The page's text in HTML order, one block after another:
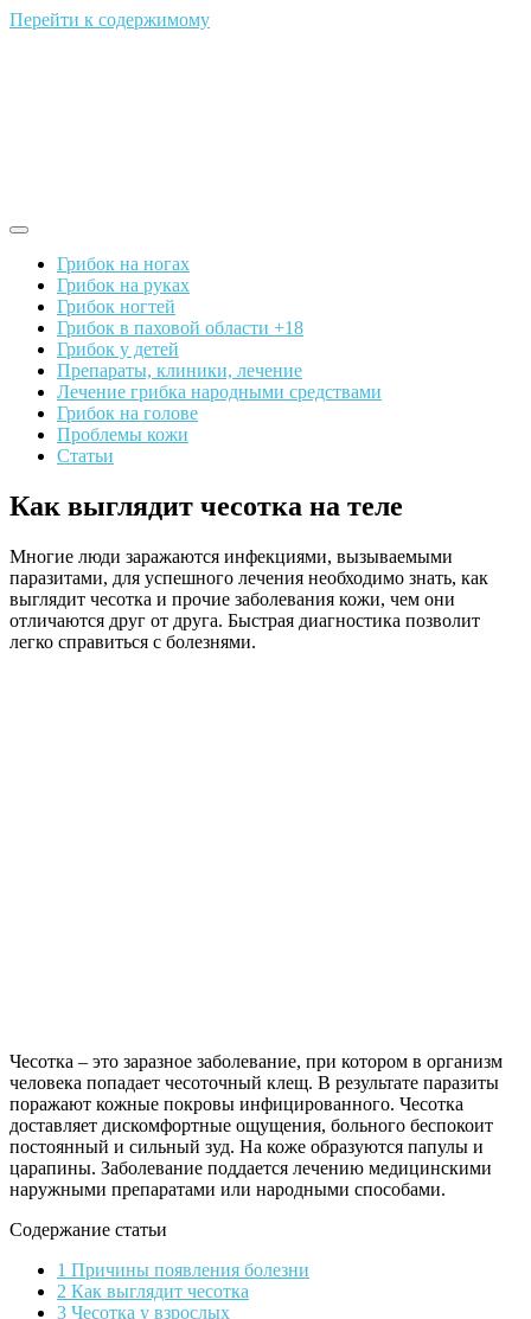
Перейти к содержимому
Грибок на ногах
Грибок на руках
Грибок ногтей
Грибок в паховой области +18
Грибок у детей
Препараты, клиники, лечение
Лечение грибка народными средствами
Грибок на голове
Проблемы кожи
Статьи
Как выглядит чесотка на теле
Многие люди заражаются инфекциями, вызываемыми
паразитами, для успешного лечения необходимо знать, как
выглядит чесотка и прочие заболевания кожи, чем они
отличаются друг от друга. Быстрая диагностика позволит
легко справиться с болезнями.
Чесотка – это заразное заболевание, при котором в организм
человека попадает чесоточный клещ. В результате паразиты
поражают кожные покровы инфицированного. Чесотка
доставляет дискомфортные ощущения, больного беспокоит
постоянный и сильный зуд. На коже образуются папулы и
царапины. Заболевание поддается лечению медицинскими
наружными препаратами или народными способами.
Содержание статьи
1 Причины появления болезни
2 Как выглядит чесотка
3 Чесотка у взрослых